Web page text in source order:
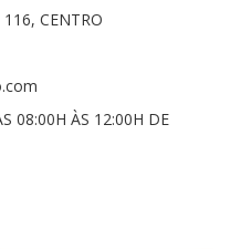
CENTRO
08:00H ÀS 12:00H DE